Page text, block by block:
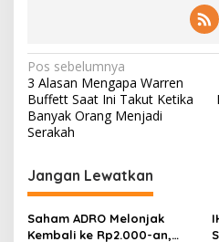
Navigasi
pos
Pos sebelumnya
3 Alasan Mengapa Warren
Buffett Saat Ini Takut Ketika
Banyak Orang Menjadi
Serakah
Jangan Lewatkan
Saham ADRO Melonjak
Kembali ke Rp2.000-an,